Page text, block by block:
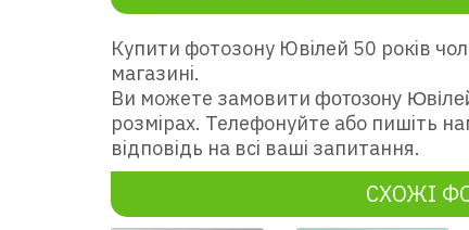
Купити фотозону Ювілей 50 років
магазині.
Ви можете замовити фотозону
розмірах. Телефонуйте або пишіть
відповідь на всі ваші запитання.
СХОЖІ